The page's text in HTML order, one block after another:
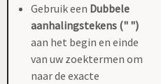
Gebruik een Dubbele
aanhalingstekens (" ")
aan het begin en einde
van uw zoektermen om
naar de exacte